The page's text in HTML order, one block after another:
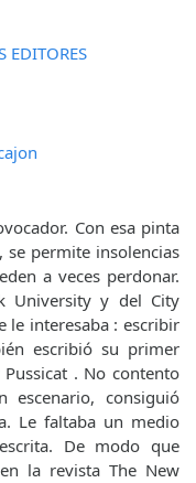
EDITORES
Con esa pinta
se permite insolencias
a veces perdonar.
University y del City
le interesaba : escribir
escribió su primer
. No contento
consiguió
Le faltaba un medio
De modo que
la revista The New